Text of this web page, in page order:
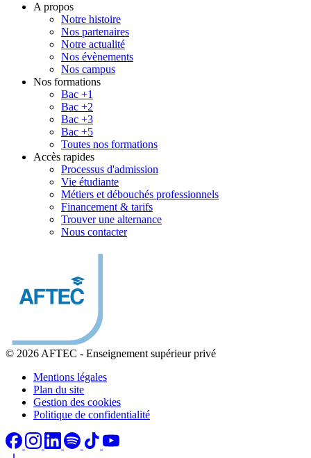
A propos
Notre histoire
Nos partenaires
Notre actualité
Nos évènements
Nos campus
Nos formations
Bac +1
Bac +2
Bac +3
Bac +5
Toutes nos formations
Accès rapides
Processus d'admission
Vie étudiante
Métiers et débouchés professionnels
Financement & tarifs
Trouver une alternance
Nous contacter
© 2026 AFTEC - Enseignement supérieur privé
Mentions légales
Plan du site
Gestion des cookies
Politique de confidentialité